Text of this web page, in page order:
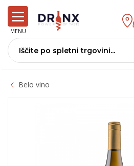
MENU
Belo vino